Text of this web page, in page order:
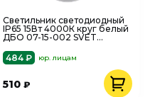
Светильник светодиодный
IP65 15Вт 4000К круг белый
ДБО 07-15-002 SVET
484 ₽
юр. лицам
510₽